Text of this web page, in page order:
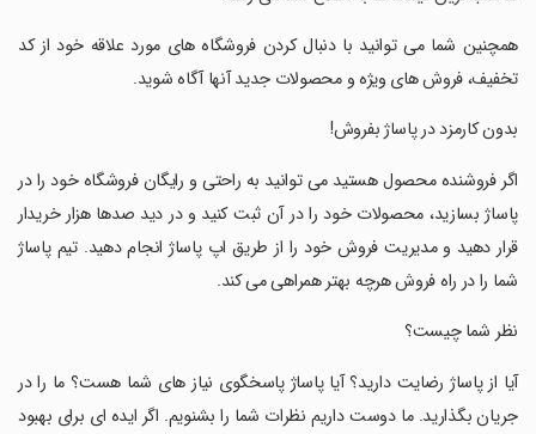
‏‏‏همچنین شما می توانید با دنبال کردن فروشگاه های مورد علاقه خود از کد
تخفیف، فروش های ویژه و محصولات جدید آنها آگاه شوید.
‏‏‏بدون کارمزد در پاساژ بفروش!
‏‏‏اگر فروشنده محصول هستید می توانید به راحتی و رایگان فروشگاه خود را در
پاساژ بسازید، محصولات خود را در آن ثبت کنید و در دید صدها هزار خریدار
قرار دهید و مدیریت فروش خود را از طریق اپ پاساژ انجام دهید. تیم پاساژ
شما را در راه فروش هرچه بهتر همراهی می کند.
‏‏‏نظر شما چیست؟
‏‏‏آیا از پاساژ رضایت دارید؟ آیا پاساژ پاسخگوی نیاز های شما هست؟ ما را در
جریان بگذارید. ما دوست داریم نظرات شما را بشنویم. اگر ایده ای برای بهبود